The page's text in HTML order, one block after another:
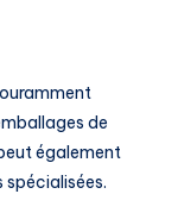
de
également